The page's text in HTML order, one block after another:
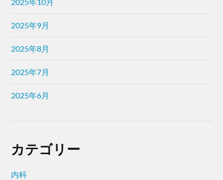
2025年9月
2025年8月
2025年7月
2025年6月
カテゴリー
内科